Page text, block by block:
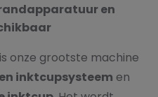
en
is onze grootste machine
inktcupsysteem en